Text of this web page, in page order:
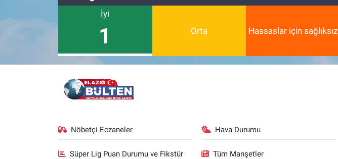
İyi
1 Orta Hassaslar için sağlıksız
Nöbetçi Eczaneler Hava Durumu
Süper Lig Puan Durumu ve Fikstür Tüm Manşetler